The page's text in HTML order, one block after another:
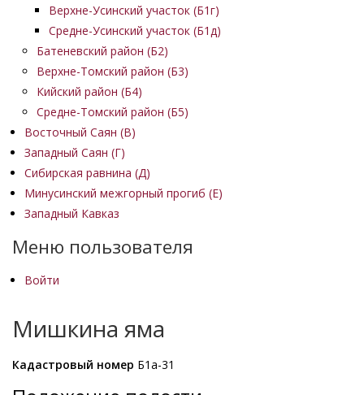
Верхне-Усинский участок (Б1г)
Средне-Усинский участок (Б1д)
Батеневский район (Б2)
Верхне-Томский район (Б3)
Кийский район (Б4)
Средне-Томский район (Б5)
Восточный Саян (B)
Западный Саян (Г)
Сибирская равнина (Д)
Минусинский межгорный прогиб (Е)
Западный Кавказ
Меню пользователя
Войти
Мишкина яма
Кадастровый номер Б1а-31